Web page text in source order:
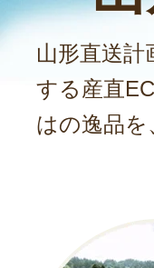
山形直送
する産直
はの逸品